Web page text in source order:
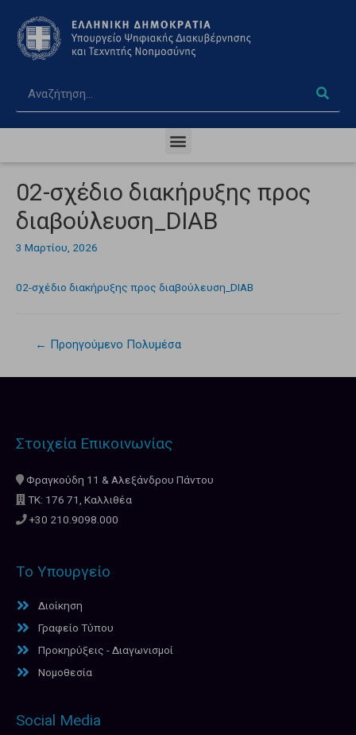
02-σχέδιο διακήρυξης προς
διαβούλευση_DIAB
3 Μαρτίου, 2026
02-σχέδιο διακήρυξης προς διαβούλευση_DIAB
← Προηγούμενο Πολυμέσα
Στοιχεία Επικοινωνίας
Φραγκούδη 11 & Αλεξάνδρου Πάντου
ΤΚ: 176 71, Καλλιθέα
+30 210.9098.000
Το Υπουργείο
Διοίκηση
Γραφείο Τύπου
Προκηρύξεις - Διαγωνισμοί
Νομοθεσία
Social Media